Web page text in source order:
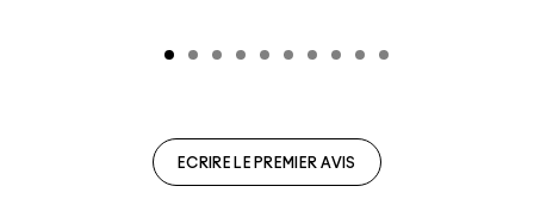
ECRIRE LE PREMIER AVIS